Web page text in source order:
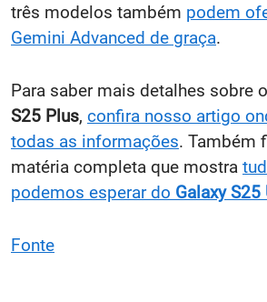
três modelos também podem
Gemini Advanced de graça.
Para saber mais detalhes sobre o
S25 Plus, confira nosso artigo
todas as informações. Também
matéria completa que mostra
podemos esperar do Galaxy S25
Fonte